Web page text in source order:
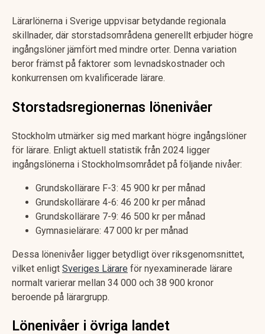
Lärarlönerna i Sverige uppvisar betydande regionala
skillnader, där storstadsområdena generellt erbjuder högre
ingångslöner jämfört med mindre orter. Denna variation
beror främst på faktorer som levnadskostnader och
konkurrensen om kvalificerade lärare.
Storstadsregionernas lönenivåer
Stockholm utmärker sig med markant högre ingångslöner
för lärare. Enligt aktuell statistik från 2024 ligger
ingångslönerna i Stockholmsområdet på följande nivåer:
Grundskollärare F-3: 45 900 kr per månad
Grundskollärare 4-6: 46 200 kr per månad
Grundskollärare 7-9: 46 500 kr per månad
Gymnasielärare: 47 000 kr per månad
Dessa lönenivåer ligger betydligt över riksgenomsnittet,
vilket enligt Sveriges Lärare för nyexaminerade lärare
normalt varierar mellan 34 000 och 38 900 kronor
beroende på lärargrupp.
Lönenivåer i övriga landet